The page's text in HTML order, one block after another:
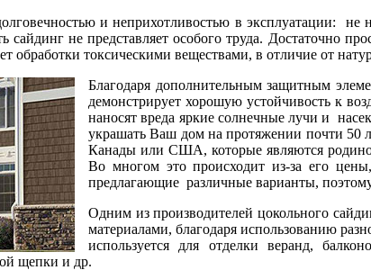
и неприхотливостью в эксплуатации:
сайдинг не представляет особого труда. Достаточно
обработки токсическими веществами, в отличие от
Благодаря дополнительным защитным
демонстрирует хорошую устойчивость к
наносят вреда яркие солнечные лучи и
украшать Ваш дом на протяжении почти 50
Канады или США, которые являются
Во многом это происходит из-за его
предлагающие различные варианты,
Одним из производителей цокольного
материалами, благодаря использованию
используется для отделки веранд,
щепки и др.